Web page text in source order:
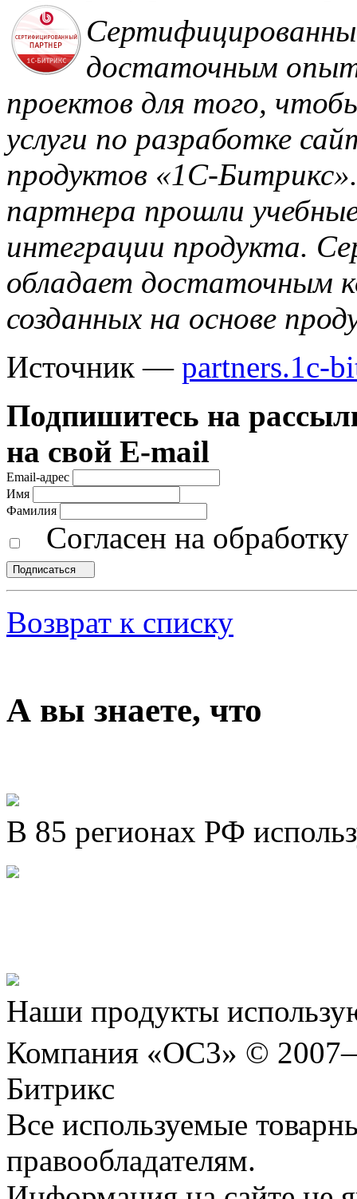
достаточным
проектов для того,
услуги по разработке
продуктов «1С-
партнера прошли
интеграции продукта.
обладает достаточным
созданных на основе
Источник — partners.1c-
Подпишитесь на
на свой E-mail
Email-адрес
Имя
Фамилия
Согласен на
Подписаться
Возврат к списку
А вы знаете, что
В 85 регионах РФ
Наши продукты
Компания «ОС3» ©
Битрикс
Все используемые
правообладателям.